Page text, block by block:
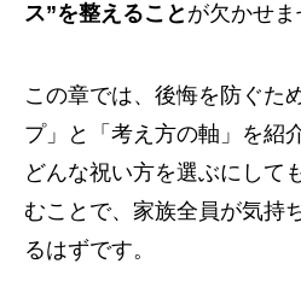
ス”を整えること が欠かせま
この章では、後悔を防ぐた
プ」と「考え方の軸」を紹
どんな祝い方を選ぶにして
むことで、家族全員が気持
るはずです。